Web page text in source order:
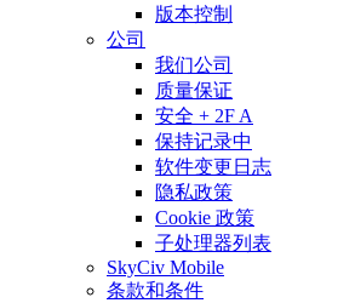
版本控制
公司
我们公司
质量保证
安全 + 2F A
保持记录中
软件变更日志
隐私政策
Cookie 政策
子处理器列表
SkyCiv Mobile
条款和条件